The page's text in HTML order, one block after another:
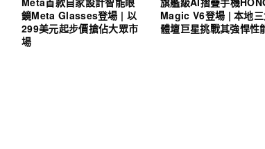
鏡Meta Glasses登場 | 以
299美元起步價搶佔大眾市
場
Magic V6登場 | 本地
體壇巨星挑戰其強悍性